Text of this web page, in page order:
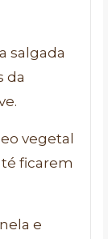
salgada
da
vegetal
ficarem
e